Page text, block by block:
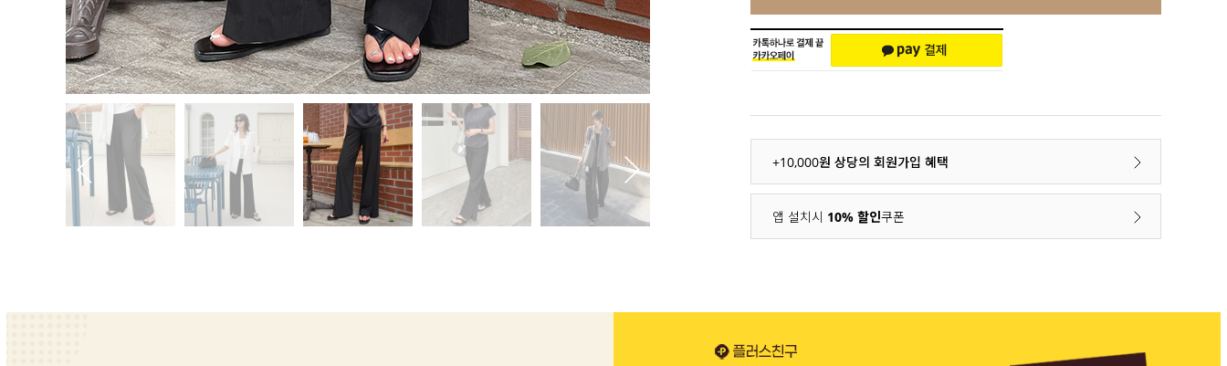
+10,000원 상당의 회원가입 혜택
앱 설치시 10% 할인쿠폰